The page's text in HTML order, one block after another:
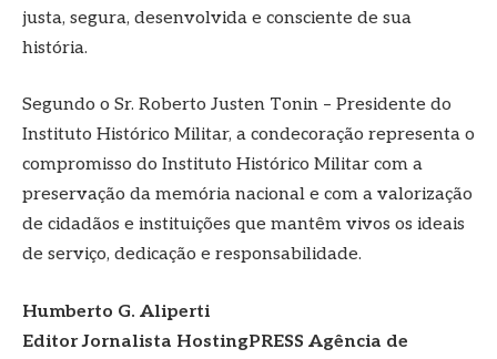
justa, segura, desenvolvida e consciente de sua
história.
Segundo o Sr. Roberto Justen Tonin – Presidente do
Instituto Histórico Militar, a condecoração representa o
compromisso do Instituto Histórico Militar com a
preservação da memória nacional e com a valorização
de cidadãos e instituições que mantêm vivos os ideais
de serviço, dedicação e responsabilidade.
Humberto G. Aliperti
Editor Jornalista HostingPRESS Agência de